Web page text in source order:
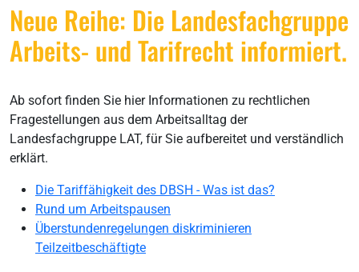
Neue Reihe: Die Landesfachgruppe
Arbeits- und Tarifrecht informiert.
Ab sofort finden Sie hier Informationen zu rechtlichen
Fragestellungen aus dem Arbeitsalltag der
Landesfachgruppe LAT, für Sie aufbereitet und verständlich
erklärt.
Die Tariffähigkeit des DBSH - Was ist das?
Rund um Arbeitspausen
Überstundenregelungen diskriminieren
Teilzeitbeschäftigte